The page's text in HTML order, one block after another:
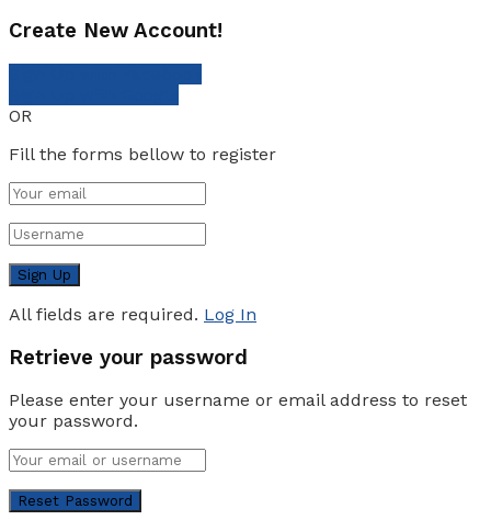
Create New Account!
OR
Fill the forms bellow to register
All fields are required. Log In
Retrieve your password
Please enter your username or email address to reset
your password.